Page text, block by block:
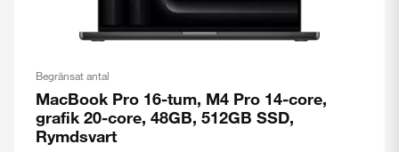
Begränsat antal
MacBook Pro 16-tum, M4 Pro 14-core,
grafik 20-core, 48GB, 512GB SSD,
Rymdsvart